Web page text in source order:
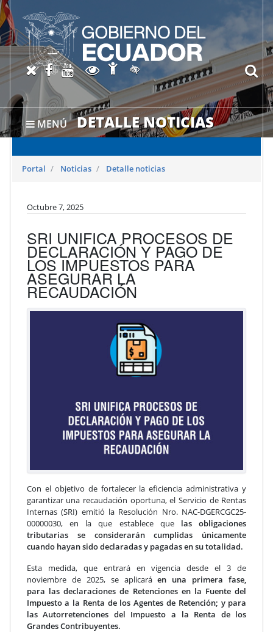
MENÚ DETALLE NOTICIAS
X oficial del SRI
Facebook oficial SRI
Canal del SRI en YouTube
Abrir página de
Abrir página de
Activar/quitar contraste
Portal Noticias Detalle noticias
Octubre 7, 2025
SRI UNIFICA PROCESOS DE
DECLARACIÓN Y PAGO DE
LOS IMPUESTOS PARA
ASEGURAR LA
RECAUDACIÓN
Con el objetivo de fortalecer la eficiencia administrativa y
garantizar una recaudación oportuna, el Servicio de Rentas
Internas (SRI) emitió la Resolución Nro. NAC-DGERCGC25-
00000030, en la que establece que las obligaciones
tributarias se considerarán cumplidas únicamente
cuando hayan sido declaradas y pagadas en su totalidad.
Esta medida, que entrará en vigencia desde el 3 de
noviembre de 2025, se aplicaráen una primera fase,
para las declaraciones de Retenciones en la Fuente del
Impuesto a la Renta de los Agentes de Retención; y para
las Autorretenciones del Impuesto a la Renta de los
Grandes Contribuyentes.